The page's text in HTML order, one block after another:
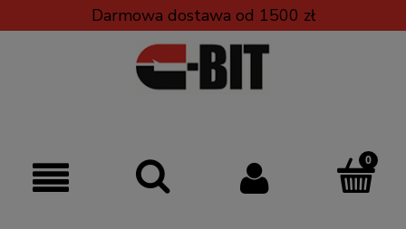
Darmowa dostawa od 1500 zł